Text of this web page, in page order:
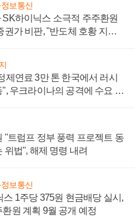
정보통신
SK하이닉스 소극적 주주환원
권가 비판, "반도체 호황 지속
제연료 3만 톤 한국에서 러시
", 우크라이나의 공격에 수요 늘
"트럼프 정부 풍력 프로젝트 동
위법", 해제 명령 내려
정보통신
스 1주당 375원 현금배당 실시,
원 계획 9월 공개 예정